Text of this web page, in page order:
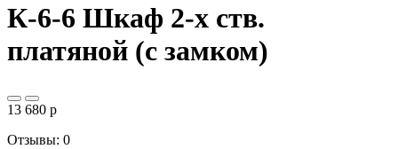
К-6-6 Шкаф 2-х ств.
платяной (с замком)
13 680 p
Отзывы: 0